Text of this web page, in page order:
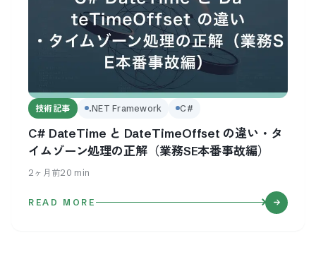
技術記事 .NET Framework C#
C# DateTime と DateTimeOffset の違い・タ
イムゾーン処理の正解（業務SE本番事故編）
2ヶ月前20 min
READ MORE